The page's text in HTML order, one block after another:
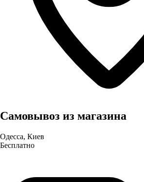
Самовывоз из магазина
Одесса, Киев
Бесплатно